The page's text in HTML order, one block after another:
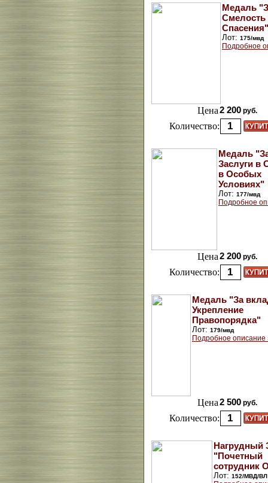
Медаль
Смелость
Спасения"
Лот: 175/мвд
Подробное
Цена 2 200 руб.
Количество:
Медаль
Заслуги в
в Особых
Условиях"
Лот: 177/мвд
Подробное
Цена 2 200 руб.
Количество:
Медаль "За
Укрепление
Правопорядка"
Лот: 179/мвд
Подробное описание
Цена 2 500 руб.
Количество:
Нагрудный
"Почетный
сотрудник
Лот: 152/МВД/ВЛ